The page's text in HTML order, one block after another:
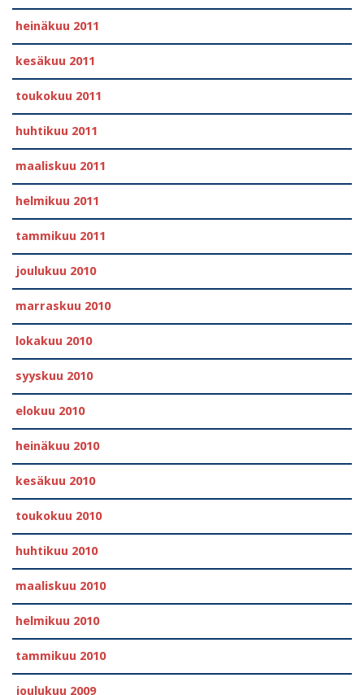
heinäkuu 2011
kesäkuu 2011
toukokuu 2011
huhtikuu 2011
maaliskuu 2011
helmikuu 2011
tammikuu 2011
joulukuu 2010
marraskuu 2010
lokakuu 2010
syyskuu 2010
elokuu 2010
heinäkuu 2010
kesäkuu 2010
toukokuu 2010
huhtikuu 2010
maaliskuu 2010
helmikuu 2010
tammikuu 2010
joulukuu 2009